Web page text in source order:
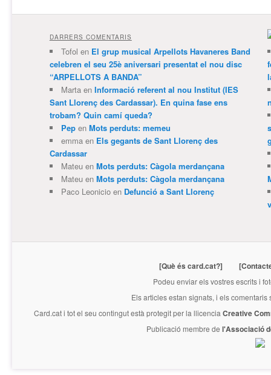
DARRERS COMENTARIS
Tofol en El grup musical Arpellots Havaneres Band
celebren el seu 25è aniversari presentat el nou disc
“ARPELLOTS A BANDA”
Martaen Informació referent al nou Institut (IES
Sant Llorenç des Cardassar). En quina fase ens
trobam? Quin camí queda?
Pepen Mots perduts: memeu
emmaen Els gegants de Sant Llorenç des
Cardassar
Mateuen Mots perduts: Càgola merdançana
Mateuen Mots perduts: Càgola merdançana
Paco Leonicioen Defunció a Sant Llorenç
[Què és card.cat?]
Podeu enviar els vostres escrits i
Els articles estan signats, i els
Card.cati tot el seu contingut està protegit per la llicencia Creative
Publicació membre de l'Associació